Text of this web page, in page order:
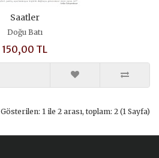
Saatler
Doğu Batı
150,00 TL
Gösterilen: 1 ile 2 arası, toplam: 2 (1 Sayfa)